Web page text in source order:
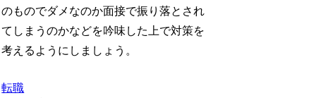
のものでダメなのか面接で振り落とされ
てしまうのかなどを吟味した上で対策を
考えるようにしましょう。
転職